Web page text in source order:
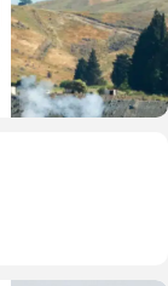
מזג האוויר